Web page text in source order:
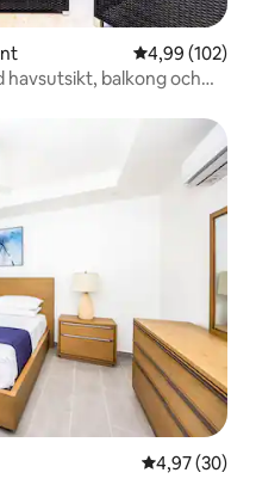
4,99 av 5 i
4,99 (102)
balkong och
4,97 av 5 i
4,97 (30)